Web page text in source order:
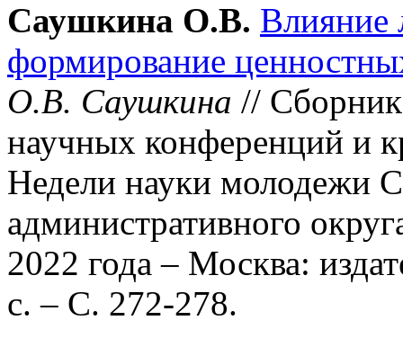
Саушкина О.В. Влияние
формирование
О.В. Саушкина // Сборник
научных конференций и
Недели науки молодежи
административного
2022 года – Москва:
с. – С. 272-278.